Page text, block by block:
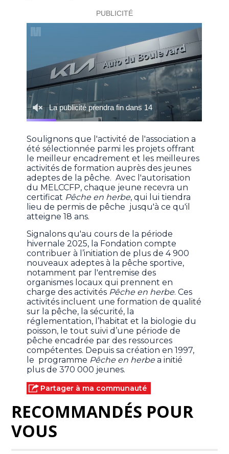
Soulignons que l'activité de l'association a
été sélectionnée parmi les projets offrant
le meilleur encadrement et les meilleures
activités de formation auprès des jeunes
adeptes de la pêche. Avec l'autorisation
du MELCCFP, chaque jeune recevra un
certificat Pêche en herbe, qui lui tiendra
lieu de permis de pêche jusqu'à ce qu'il
atteigne 18 ans.
Signalons qu'au cours de la période
hivernale 2025, la Fondation compte
contribuer à l’initiation de plus de 4 900
nouveaux adeptes à la pêche sportive,
notamment par l'entremise des
organismes locaux qui prennent en
charge des activités Pêche en herbe. Ces
activités incluent une formation de qualité
sur la pêche, la sécurité, la
réglementation, l’habitat et la biologie du
poisson, le tout suivi d’une période de
pêche encadrée par des ressources
compétentes. Depuis sa création en 1997,
le programme Pêche en herbea initié
plus de 370 000 jeunes.
Partager à ma communauté
RECOMMANDÉS POUR
VOUS